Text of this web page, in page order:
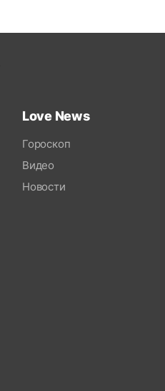
Love News
Гороскоп
Видео
Новости